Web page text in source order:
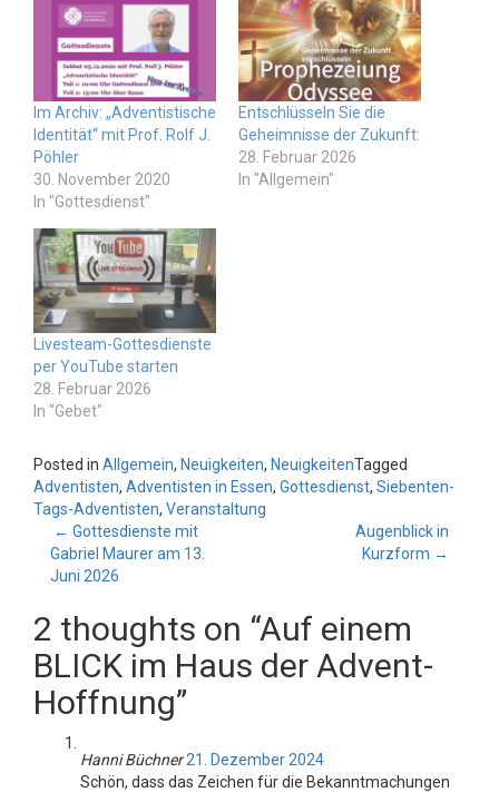
Im Archiv: „Adventistische
Identität“ mit Prof. Rolf J.
Pöhler
30. November 2020
In "Gottesdienst"
Entschlüsseln Sie die
Geheimnisse der Zukunft:
28. Februar 2026
In "Allgemein"
Livesteam-Gottesdienste
per YouTube starten
28. Februar 2026
In "Gebet"
Posted in Allgemein, Neuigkeiten, NeuigkeitenTagged
Adventisten, Adventisten in Essen, Gottesdienst, Siebenten-
Tags-Adventisten, Veranstaltung
Post
navigation
← Gottesdienste mit
Gabriel Maurer am 13.
Juni 2026
Augenblick in
Kurzform →
2 thoughts on “Auf einem
BLICK im Haus der Advent-
Hoffnung”
Hanni Büchner 21. Dezember 2024
Schön, dass das Zeichen für die Bekanntmachungen